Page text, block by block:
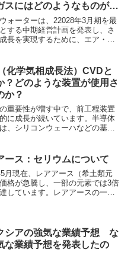
スにはどのようなものがあ
？ォーターは、22028年3月期を最
する中期経営計画を発表し、さ
長を実現するために、エア・ウ
けて投資を増加するとされてい
のようなガスを供給しているの
製造法について知ることができ
化学気相成長法）CVDと
？どのような装置が使用さ
か？
重要性が増す中で、前工程装置
に成長が続いています。半導体
、シリコンウェーハなどの基板
は様々な電気特性をもつ膜を成
めの技術です。CVDとは何か、
とどのような装置が使用される
ることができます。
ース：セリウムについて
月現在、レアアース（希土類元
格が急騰し、一部の元素では3倍
しています。レアアースの一つ
働くのか、触媒特に三元触媒と
触媒でセリウムがどのような機
のかを知ることができます。
シアの強気な業績予想 な
な業績予想を発表したの